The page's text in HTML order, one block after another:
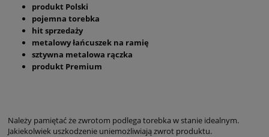
produkt Polski
pojemna torebka
hit sprzedaży
metalowy łańcuszek na ramię
sztywna metalowa rączka
produkt Premium
Należy pamiętać że zwrotom podlega torebka w stanie idealnym.
Jakiekolwiek uszkodzenie uniemożliwiają zwrot produktu.